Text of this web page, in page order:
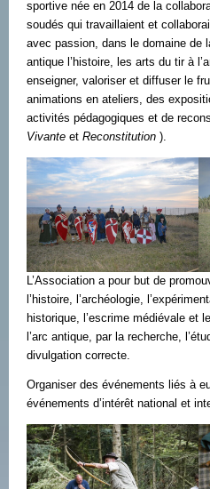
sportive née en 2014 de la
soudés qui travaillaient et
avec passion, dans le domaine de
antique l’histoire, les arts du tir à
enseigner, valoriser et diffuser le
animations en ateliers, des
activités pédagogiques et de
Vivante et Reconstitution ).
L’Association a pour but de
l’histoire, l’archéologie,
historique, l’escrime médiévale et
l’arc antique, par la recherche,
divulgation correcte.
Organiser des événements liés à
événements d’intérêt national et